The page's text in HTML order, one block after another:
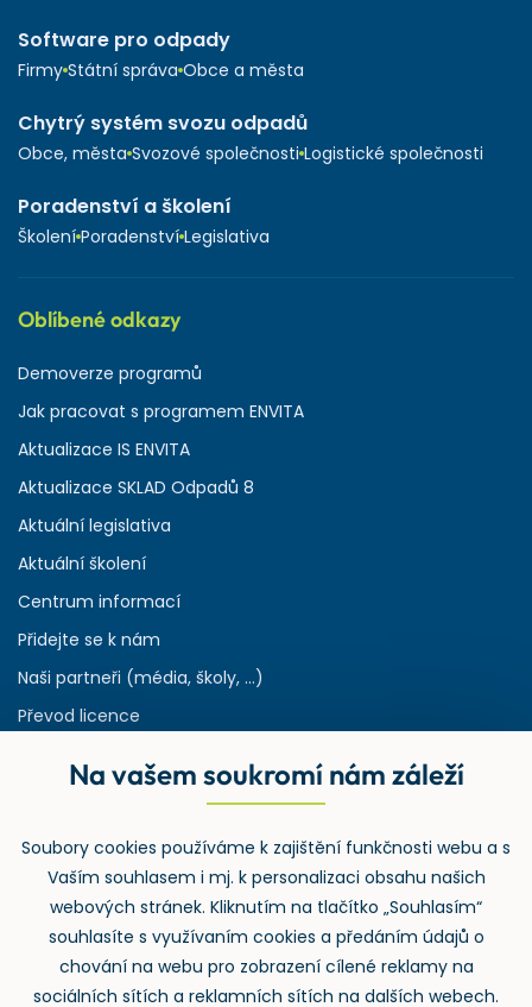
Software pro odpady
Firmy Státní správa Obce a města
Chytrý systém svozu odpadů
Obce, města Svozové společnosti Logistické společnosti
Poradenství a školení
Školení Poradenství Legislativa
Oblíbené odkazy
Demoverze programů
Jak pracovat s programem ENVITA
Aktualizace IS ENVITA
Aktualizace SKLAD Odpadů 8
Aktuální legislativa
Aktuální školení
Centrum informací
Přidejte se k nám
Naši partneři (média, školy, ...)
Převod licence
Rejstřík používaných zkratek v odpadech
Zpětný odběr
Na vašem soukromí nám záleží
Soubory cookies používáme k zajištění funkčnosti webu a s
Vaším souhlasem i mj. k personalizaci obsahu našich
webových stránek. Kliknutím na tlačítko „Souhlasím“
souhlasíte s využívaním cookies a předáním údajů o
chování na webu pro zobrazení cílené reklamy na
sociálních sítích a reklamních sítích na dalších webech.